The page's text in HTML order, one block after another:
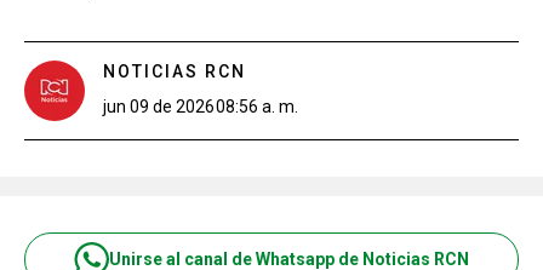
NOTICIAS RCN
jun 09 de 202608:56 a. m.
Unirse al canal de Whatsapp de Noticias RCN